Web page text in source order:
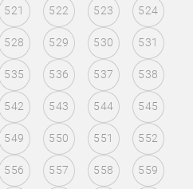
521 522 523 524
528 529 530 531
535 536 537 538
542 543 544 545
549 550 551 552
556 557 558 559